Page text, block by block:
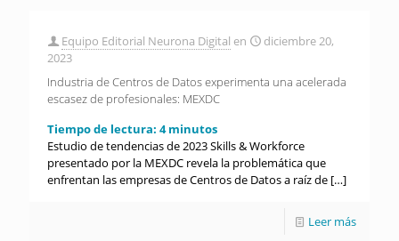
Equipo Editorial Neurona Digital en
diciembre 20,
2023
Industria de Centros de Datos experimenta una acelerada
escasez de profesionales: MEXDC
Tiempo de lectura: 4 minutos
Estudio de tendencias de 2023 Skills & Workforce
presentado por la MEXDC revela la problemática que
enfrentan las empresas de Centros de Datos a raíz de […]
Leer más